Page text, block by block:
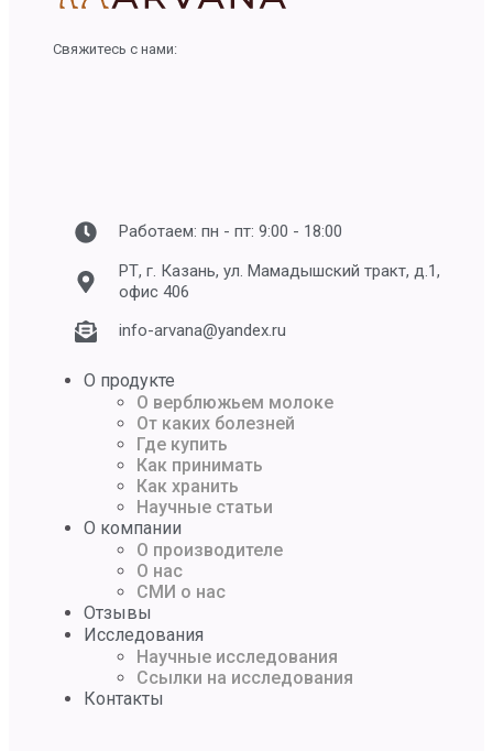
Свяжитесь с нами:
Работаем: пн - пт: 9:00 - 18:00
РТ, г. Казань, ул. Мамадышский тракт, д.1,
офис 406
info-arvana@yandex.ru
О продукте
О верблюжьем молоке
От каких болезней
Где купить
Как принимать
Как хранить
Научные статьи
О компании
О производителе
О нас
СМИ о нас
Отзывы
Исследования
Научные исследования
Ссылки на исследования
Контакты